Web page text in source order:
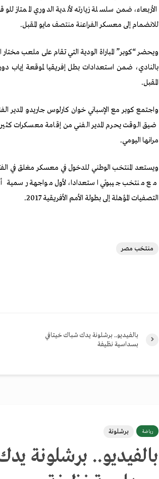
الأربعاء، ضمن سلسلة زيارته لأندية الدوري الممتاز
للانضمام إلى معسكر الفراعنة منتصف مايو المقبل.
ويحضر “كوبر” المباراة الودية التي تقام على ملعب مختار
المقبل.
واجتمع كوبر مع الإسباني خوان كارلوس جاريدو المدير
ضيق الوقت يحرم المدير الفني من إقامة معسكرات
مرانها اليومي.
التصفيات المؤهلة إلى بطولة الأمم الأفريقية 2017.
منتخب مصر
بالفيديو.. برشلونة يدك شباك خيتافي
بسداسية نظيفة
رياضة برشلونة
بالفيديو.. برشلونة